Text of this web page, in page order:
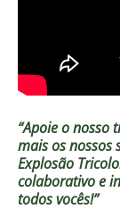
“Apoie o nosso
mais os nossos
Explosão
colaborativo e
todos vocês!”